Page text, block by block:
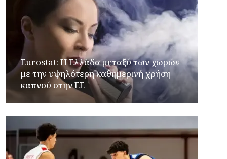
Eurostat: Η Ελλάδα μεταξύ των χωρών
με την υψηλότερη καθημερινή χρήση
καπνού στην ΕΕ